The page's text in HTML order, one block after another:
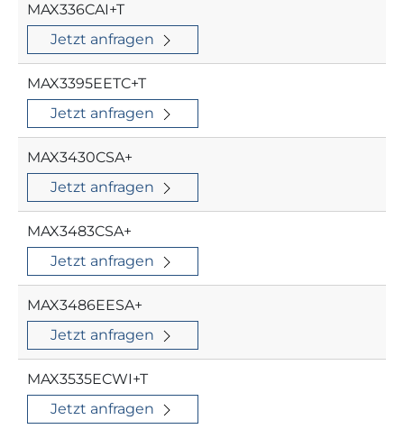
MAX336CAI+T
Jetzt anfragen
MAX3395EETC+T
Jetzt anfragen
MAX3430CSA+
Jetzt anfragen
MAX3483CSA+
Jetzt anfragen
MAX3486EESA+
Jetzt anfragen
MAX3535ECWI+T
Jetzt anfragen